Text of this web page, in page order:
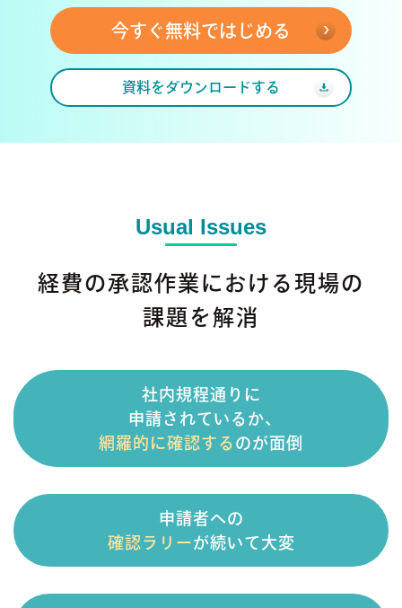
今すぐ無料ではじめる
資料をダウンロードする
Usual Issues
経費の承認作業における現場の
課題を解消
社内規程通りに
申請されているか、
網羅的に確認する のが面倒
申請者への
確認ラリーが続いて大変